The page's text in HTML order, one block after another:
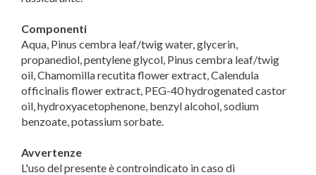
Componenti
Aqua, Pinus cembra leaf/twig water, glycerin,
propanediol, pentylene glycol, Pinus cembra leaf/twig
oil, Chamomilla recutita flower extract, Calendula
officinalis flower extract, PEG-40 hydrogenated castor
oil, hydroxyacetophenone, benzyl alcohol, sodium
benzoate, potassium sorbate.
Avvertenze
L'uso del presente è controindicato in caso di